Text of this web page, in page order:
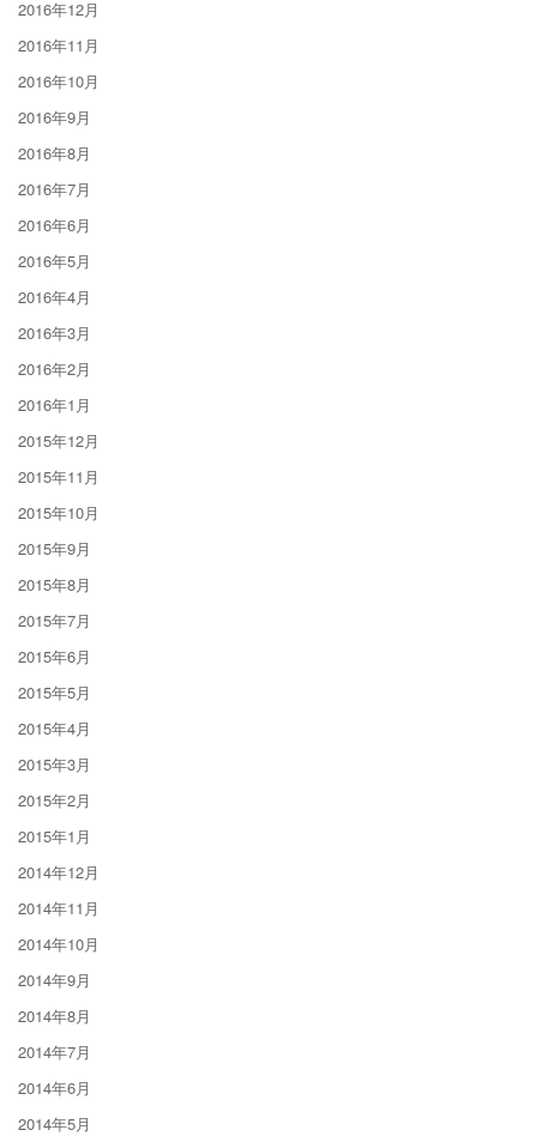
2016年12月
2016年11月
2016年10月
2016年9月
2016年8月
2016年7月
2016年6月
2016年5月
2016年4月
2016年3月
2016年2月
2016年1月
2015年12月
2015年11月
2015年10月
2015年9月
2015年8月
2015年7月
2015年6月
2015年5月
2015年4月
2015年3月
2015年2月
2015年1月
2014年12月
2014年11月
2014年10月
2014年9月
2014年8月
2014年7月
2014年6月
2014年5月